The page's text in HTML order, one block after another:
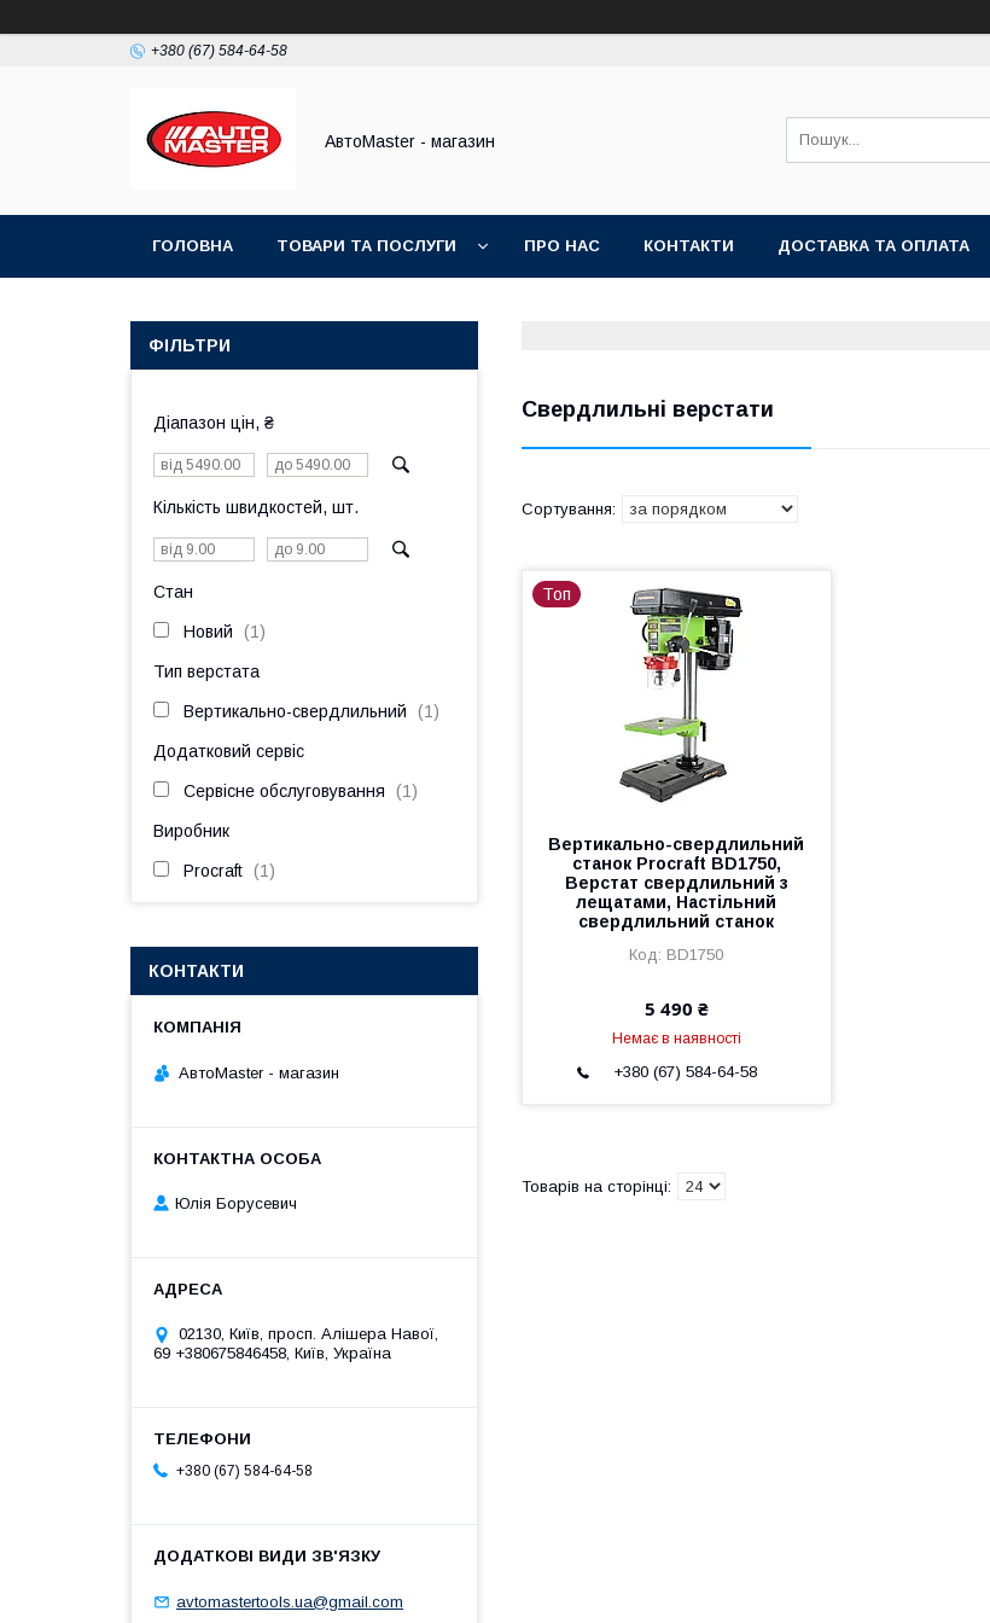
+380 (67) 584-64-58
АвтоMaster - магазин
ГОЛОВНА ТОВАРИ ТА ПОСЛУГИ ПРО НАС КОНТАКТИ ДОСТАВКА ТА ОПЛАТА
Свердлильні верстати
Топ
Вертикально-свердлильний
станок Procraft BD1750,
Верстат свердлильний з
лещатами, Настільний
свердлильний станок
BD1750
5 490 ₴
Немає в наявності
+380 (67) 584-64-58
ФІЛЬТРИ
Діапазон цін, ₴
Кількість швидкостей, шт.
Стан
Новий 1
Тип верстата
Вертикально-свердлильний 1
Додатковий сервіс
Сервісне обслуговування 1
Виробник
Procraft 1
КОНТАКТИ
АвтоMaster - магазин
Юлія Борусевич
02130, Київ, просп. Алішера Навої,
69 +380675846458, Київ, Україна
+380 (67) 584-64-58
avtomastertools.ua@gmail.com